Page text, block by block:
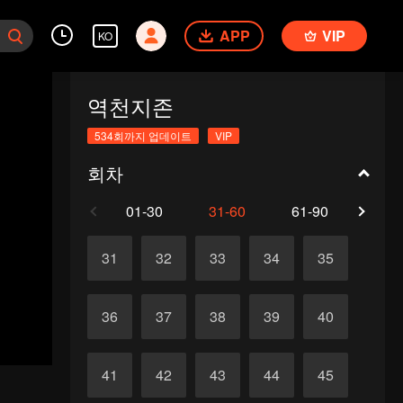
KO APP VIP
역천지존
534회까지 업데이트 VIP
회차
01-30 31-60 61-90
31 32 33 34 35
36 37 38 39 40
41 42 43 44 45